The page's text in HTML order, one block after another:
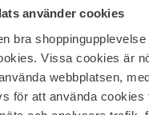
använder cookies
bra shoppingupplevelse
Vissa cookies är
webbplatsen,
för att använda cookies
Advanced
ja vastaukset (0)